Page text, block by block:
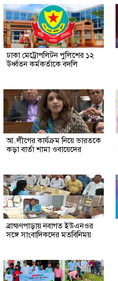
ঢাকা মেট্রোপলিটন পুলিশের ১২
ঊর্ধ্বতন কর্মকর্তাকে বদলি
আ.লীগের কার্যক্রম নিয়ে ভারতকে
কড়া বার্তা শামা ওবায়েদের
ব্রাহ্মণপাড়ায় নবাগত ইউএনওর
সঙ্গে সাংবাদিকদের মতবিনিময়